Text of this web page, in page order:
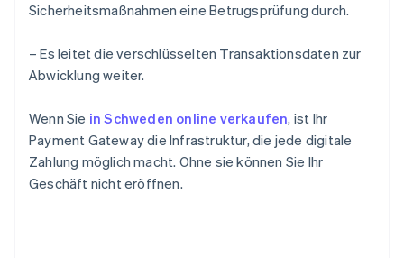
Sicherheitsmaßnahmen eine Betrugsprüfung durch.
– Es leitet die verschlüsselten Transaktionsdaten zur
Abwicklung weiter.
Wenn Sie in Schweden online verkaufen, ist Ihr
Payment Gateway die Infrastruktur, die jede digitale
Zahlung möglich macht. Ohne sie können Sie Ihr
Geschäft nicht eröffnen.